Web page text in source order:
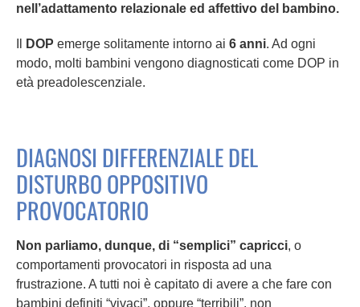
nell’adattamento relazionale ed affettivo del bambino.
DOP emerge solitamente intorno ai 6 anni. Ad ogni
modo, molti bambini vengono diagnosticati come DOP in
età preadolescenziale.
DIAGNOSI DIFFERENZIALE DEL
DISTURBO OPPOSITIVO
PROVOCATORIO
Non parliamo, dunque, di “semplici” capricci, o
comportamenti provocatori in risposta ad una
frustrazione. A tutti noi è capitato di avere a che fare con
bambini definiti “vivaci”, oppure “terribili”, non